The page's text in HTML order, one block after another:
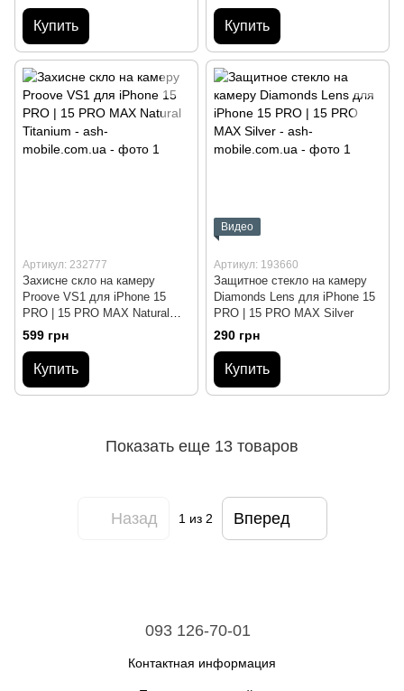
Купить Купить
Артикул: 232777
Захисне скло на камеру
Proove VS1 для iPhone 15
PRO | 15 PRO MAX Natural
Titanium
599 грн
Купить
Видео
Артикул: 193660
Защитное стекло на камеру
Diamonds Lens для iPhone 15
PRO | 15 PRO MAX Silver
290 грн
Купить
Показать еще 13 товаров
Назад 1из 2 Вперед
093 126-70-01
Контактная информация